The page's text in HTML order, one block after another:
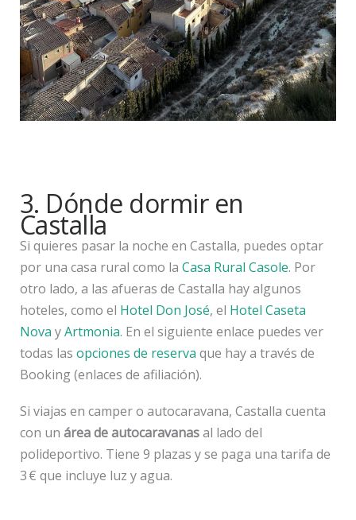
3. Dónde dormir en
Castalla
Si quieres pasar la noche en Castalla, puedes optar
por una casa rural como la Casa Rural Casole. Por
otro lado, a las afueras de Castalla hay algunos
hoteles, como el Hotel Don José, el Hotel Caseta
Nova yArtmonia. En el siguiente enlace puedes ver
todas las opciones de reserva que hay a través de
Booking (enlaces de afiliación).
Si viajas en camper o autocaravana, Castalla cuenta
con un área de autocaravanasal lado del
polideportivo. Tiene 9 plazas y se paga una tarifa de
3 € que incluye luz y agua.